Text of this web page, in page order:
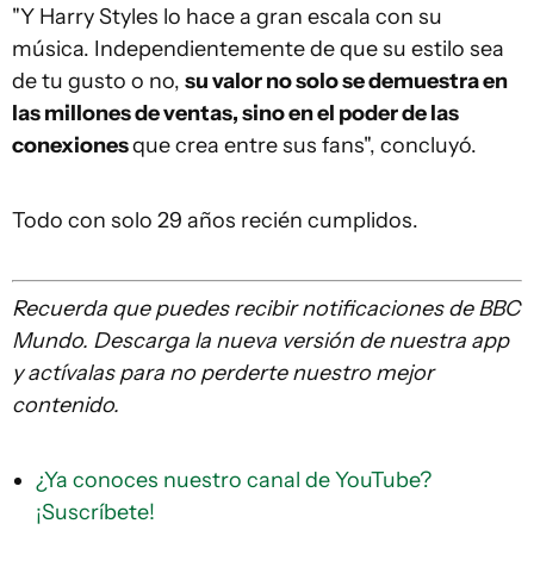
"Y Harry Styles lo hace a gran escala con su
música. Independientemente de que su estilo sea
de tu gusto o no, su valor no solo se demuestra en
las millones de ventas, sino en el poder de las
conexionesque crea entre sus fans", concluyó.
Todo con solo 29 años recién cumplidos.
Recuerda quepuedes recibir notificaciones de BBC
Mundo. Descarga la nueva versión de nuestra app
y actívalas para no perderte nuestro mejor
contenido.
¿Ya conoces nuestro canal de YouTube?
¡Suscríbete!